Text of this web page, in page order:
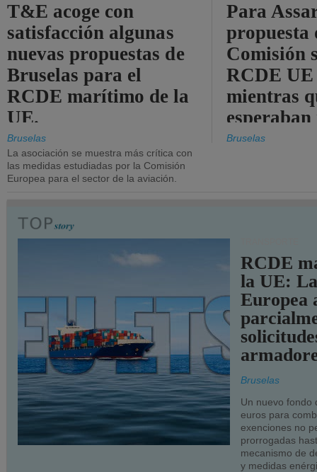
T&E acoge con
satisfacción algunas
nuevas propuestas de
Bruselas para el
RCDE marítimo de la
UE.
Bruselas
La asociación se muestra más crítica con
las medidas estudiadas por la Comisión
Europea para el sector de la aviación.
Para
propuesta
Comisión
RCDE
mientras
más
Bruselas
RCDE
la UE:
Europea
Bruselas
Un nuevo fondo
euros para
exenciones no
prorrogadas
mecanismo de
y medidas